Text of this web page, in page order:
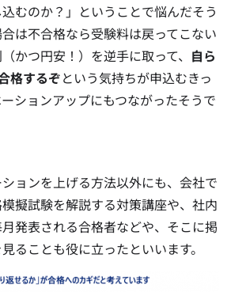
むのか？」ということで悩んだそう
は不合格なら受験料は戻ってこない
かつ円安！）を逆手に取って、 自ら
格するぞという気持ちが申込むきっ
ションアップにもつながったそうで
ョンを上げる方法以外にも、会社で
擬試験を解説する対策講座や、社内
発表される合格者などや、そこに掲
ることも役に立ったといいます。